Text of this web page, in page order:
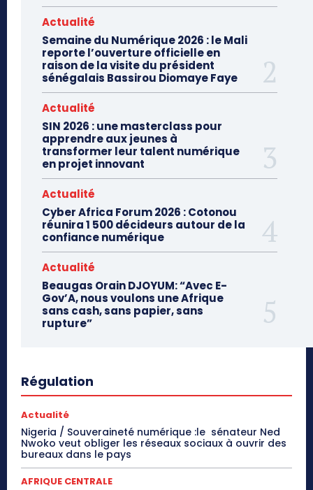
Actualité
Semaine du Numérique 2026 : le Mali
reporte l’ouverture officielle en
raison de la visite du président
sénégalais Bassirou Diomaye Faye
Actualité
SIN 2026 : une masterclass pour
apprendre aux jeunes à
transformer leur talent numérique
en projet innovant
Actualité
Cyber Africa Forum 2026 : Cotonou
réunira 1 500 décideurs autour de la
confiance numérique
Actualité
Beaugas Orain DJOYUM: “Avec E-
Gov’A, nous voulons une Afrique
sans cash, sans papier, sans
rupture”
Régulation
Actualité
Nigeria / Souveraineté numérique :le sénateur Ned
Nwoko veut obliger les réseaux sociaux à ouvrir des
bureaux dans le pays
AFRIQUE CENTRALE